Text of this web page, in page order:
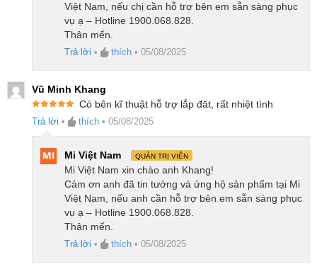
không để lại cặn bẩn. Túi chứa bụi dung tích lớn 5 lít
cho phép lưu trữ tới 150 ngày, giúp người dùng
không cần lo lắng về việc đổ bụi thường xuyên, tiết
kiệm thời gian và công sức.
Việt Nam, nếu chị cần hỗ trợ bên em sẵn sàng phục
vụ ạ – Hotline 1900.068.828.
Thân mến.
Trả lời • thích • 05/08/2025
Vũ Minh Khang
hạng55
Có bên kĩ thuật hỗ trợ lắp đăt, rất nhiệt tình
Trả lời • thích • 05/08/2025
Mi Việt Nam QUẢN TRỊ VIÊN
Mi Việt Nam xin chào anh Khang!
Cảm ơn anh đã tin tưởng và ửng hộ sản phẩm tại Mi
Việt Nam, nếu anh cần hỗ trợ bên em sẵn sàng phục
vụ ạ – Hotline 1900.068.828.
Thân mến.
Trả lời • thích • 05/08/2025